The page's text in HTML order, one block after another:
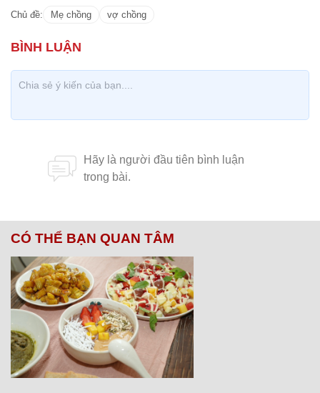
Chủ đề: Mẹ chồng vợ chồng
CÓ THỂ BẠN QUAN TÂM